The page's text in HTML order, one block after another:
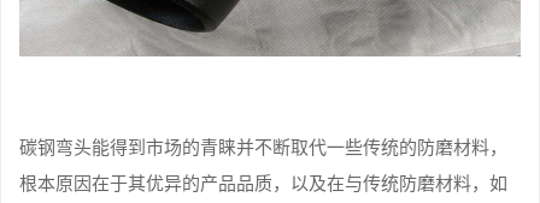
碳钢弯头能得到市场的青睐并不断取代一些传统的防磨材料，
根本原因在于其优异的产品品质，以及在与传统防磨材料，如